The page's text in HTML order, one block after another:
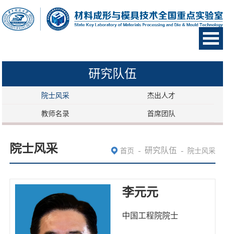
研究队伍
院士风采 杰出人才
教师名录 首席团队
院士风采 首页 - 研究队伍 - 院士风采
李元元
中国工程院院士